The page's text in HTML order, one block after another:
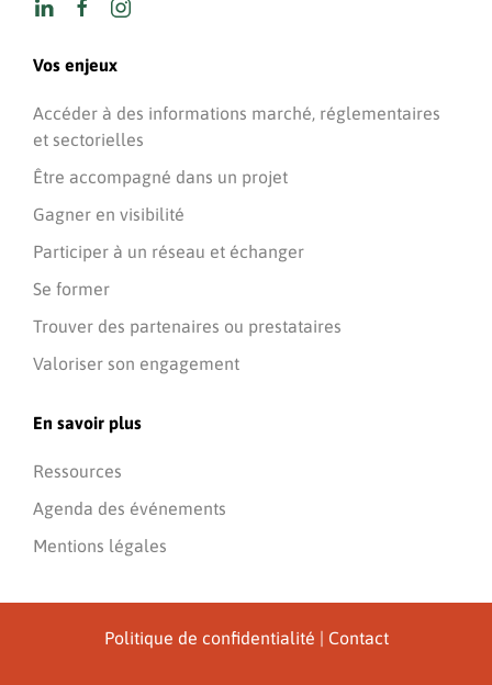
Vos enjeux
Accéder à des informations marché, réglementaires
et sectorielles
Être accompagné dans un projet
Gagner en visibilité
Participer à un réseau et échanger
Se former
Trouver des partenaires ou prestataires
Valoriser son engagement
En savoir plus
Ressources
Agenda des événements
Mentions légales
Politique de confidentialité | Contact